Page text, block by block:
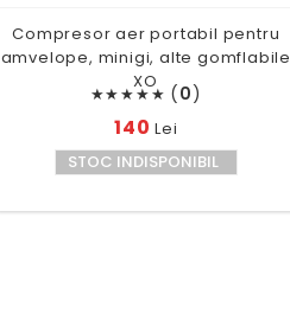
Compresor aer portabil pentru
amvelope, minigi, alte gomflabile
XO
★★★★★ (0)
140Lei
STOC INDISPONIBIL